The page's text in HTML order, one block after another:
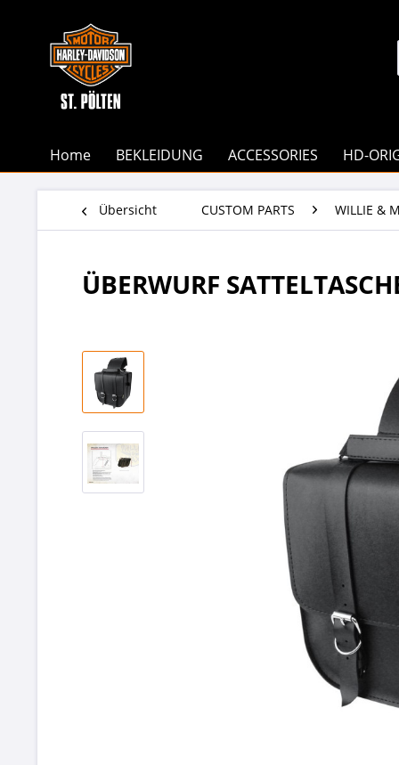
Home BEKLEIDUNG ACCESSORIES HD-
Übersicht CUSTOM PARTS WILLIE &
ÜBERWURF